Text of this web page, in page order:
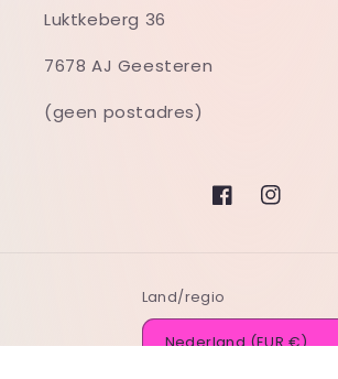
Luktkeberg 36
7678 AJ Geesteren
(geen postadres)
FacebookInstagram
Land/regio
Nederland (EUR €)